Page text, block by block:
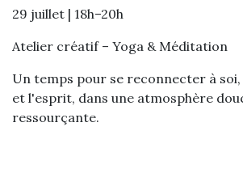
29 juillet | 18h–20h
Atelier créatif – Yoga & Méditation
Un temps pour se reconnecter à
et l'esprit, dans une atmosphère
ressourçante.